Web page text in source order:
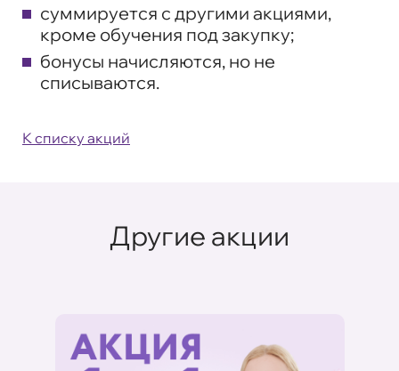
суммируется с другими акциями,
кроме обучения под закупку;
бонусы начисляются, но не
списываются.
К списку акций
Другие акции